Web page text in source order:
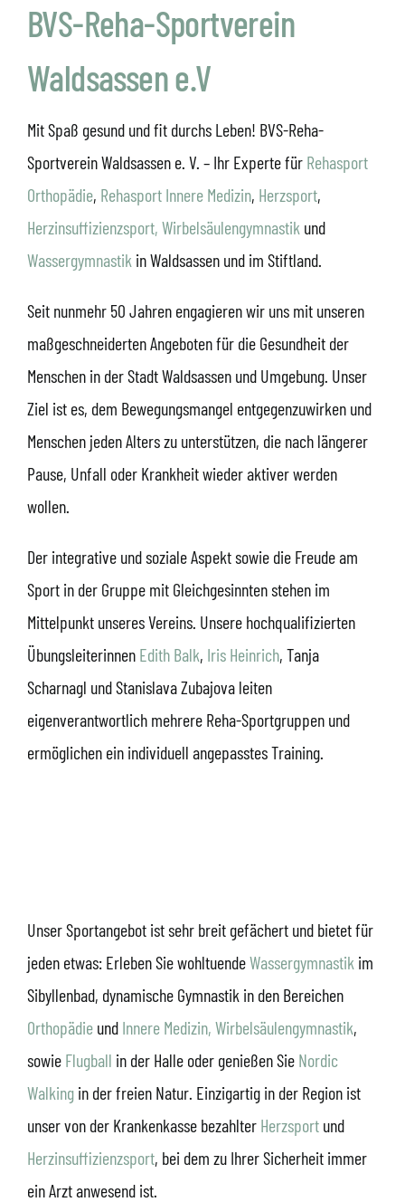
BVS-Reha-Sportverein
Waldsassen e.V
Mit Spaß gesund und fit durchs Leben! BVS-Reha-
Sportverein Waldsassen e. V. – Ihr Experte für Rehasport
Orthopädie, Rehasport Innere Medizin, Herzsport,
Herzinsuffizienzsport, Wirbelsäulengymnastik und
Wassergymnastik in Waldsassen und im Stiftland.
Seit nunmehr 50 Jahren engagieren wir uns mit unseren
maßgeschneiderten Angeboten für die Gesundheit der
Menschen in der Stadt Waldsassen und Umgebung. Unser
Ziel ist es, dem Bewegungsmangel entgegenzuwirken und
Menschen jeden Alters zu unterstützen, die nach längerer
Pause, Unfall oder Krankheit wieder aktiver werden
wollen.
Der integrative und soziale Aspekt sowie die Freude am
Sport in der Gruppe mit Gleichgesinnten stehen im
Mittelpunkt unseres Vereins. Unsere hochqualifizierten
Übungsleiterinnen Edith Balk, Iris Heinrich, Tanja
Scharnagl und Stanislava Zubajova leiten
eigenverantwortlich mehrere Reha-Sportgruppen und
ermöglichen ein individuell angepasstes Training.
Unser Sportangebot ist sehr breit gefächert und bietet für
jeden etwas: Erleben Sie wohltuendeWassergymnastik im
Sibyllenbad, dynamische Gymnastik in den Bereichen
Orthopädieund Innere Medizin, Wirbelsäulengymnastik,
sowie Flugball in der Halle oder genießen Sie Nordic
Walkingin der freien Natur. Einzigartig in der Region ist
unser von der Krankenkasse bezahlter Herzsportund
Herzinsuffizienzsport, bei dem zu Ihrer Sicherheit immer
ein Arzt anwesend ist.